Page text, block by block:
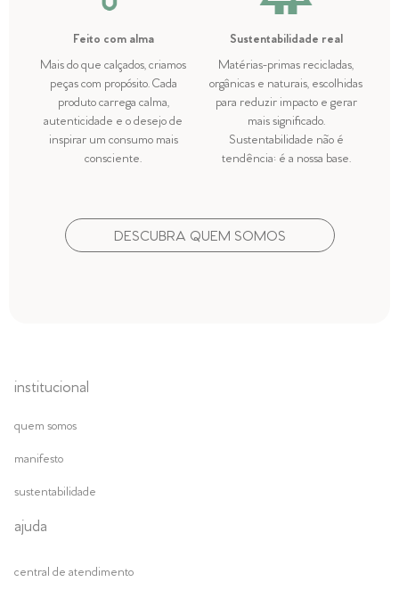
Feito com alma
Mais do que calçados, criamos
peças com propósito. Cada
produto carrega calma,
autenticidade e o desejo de
inspirar um consumo mais
consciente.
Sustentabilidade real
Matérias-primas recicladas,
orgânicas e naturais, escolhidas
para reduzir impacto e gerar
mais significado.
Sustentabilidade não é
tendência: é a nossa base.
DESCUBRA QUEM SOMOS
institucional
quem somos
manifesto
sustentabilidade
ajuda
central de atendimento